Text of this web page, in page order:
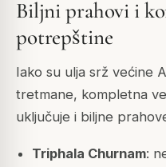
Biljni prahovi i
potrepštine
Iako su ulja srž većine
tretmane, kompletna
uključuje i biljne
Triphala Churnam: